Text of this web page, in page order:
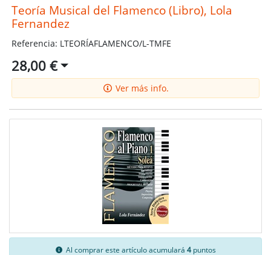
Teoría Musical del Flamenco (Libro), Lola
Fernandez
Referencia: LTEORÍAFLAMENCO/L-TMFE
28,00 €
Ver más info.
Al comprar este artículo acumulará 4puntos